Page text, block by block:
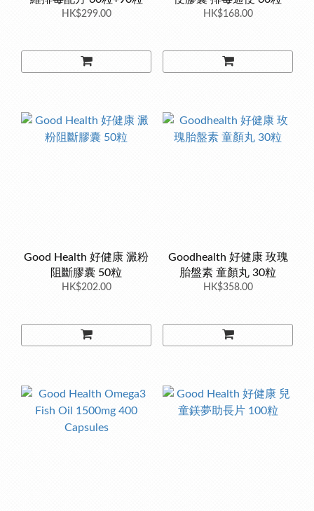
HK$299.00 HK$168.00
Good Health 好健康 澱粉
阻斷膠囊 50粒
HK$202.00
Goodhealth 好健康 玫瑰
胎盤素 童顏丸 30粒
HK$358.00